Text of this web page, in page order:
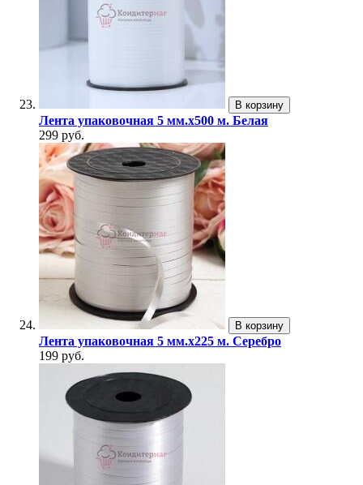
В корзину
Лента упаковочная 5 мм.х500 м. Белая
299 руб.
В корзину
Лента упаковочная 5 мм.х225 м. Серебро
199 руб.